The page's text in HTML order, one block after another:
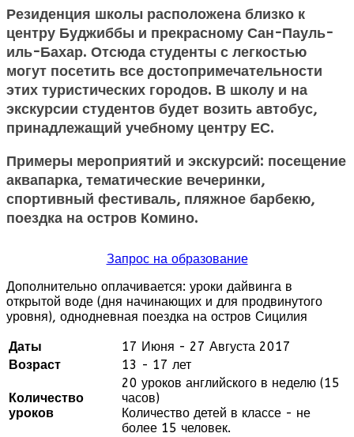
Резиденция школы расположена близко к
центру Буджиббы и прекрасному Сан-Пауль-
иль-Бахар. Отсюда студенты с легкостью
могут посетить все достопримечательности
этих туристических городов. В школу и на
экскурсии студентов будет возить автобус,
принадлежащий учебному центру ЕС.
Примеры мероприятий и экскурсий: посещение
аквапарка, тематические вечеринки,
спортивный фестиваль, пляжное барбекю,
поездка на остров Комино.
Запрос на образование
Дополнительно оплачивается: уроки дайвинга в
открытой воде (дня начинающих и для продвинутого
уровня), однодневная поездка на остров Сицилия
Даты
17 Июня - 27 Августа 2017
Возраст
13 - 17 лет
Количество
уроков
20 уроков английского в неделю (15
часов)
Количество детей в классе - не
более 15 человек.